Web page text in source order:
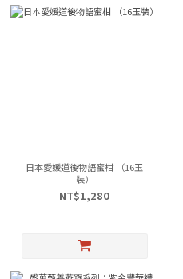
日本愛媛道後物語蜜柑 （16玉
裝）
NT$1,280